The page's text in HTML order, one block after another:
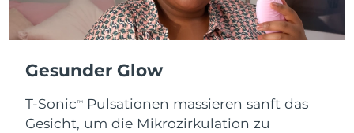
Gesunder Glow
T-SonicTM
Pulsationen massieren sanft das
Gesicht, um die Mikrozirkulation zu